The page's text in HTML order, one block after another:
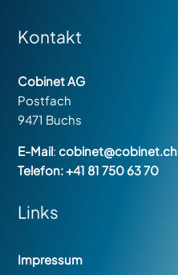
Kontakt
Cobinet AG
Postfach
9471 Buchs
E-Mail:cobinet@cobinet.ch
Telefon:+41 81 750 63 70
Links
Navigation
überspringen
Impressum